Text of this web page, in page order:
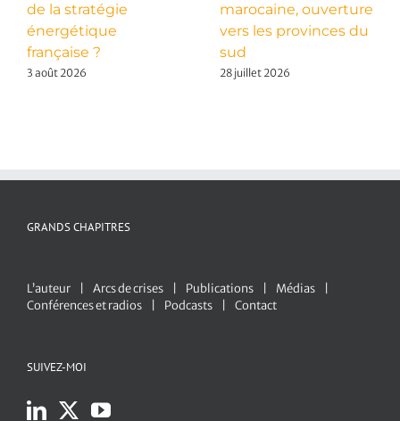
de la stratégie
énergétique
française ?
3 août 2026
marocaine, ouverture
vers les provinces du
sud
28 juillet 2026
GRANDS CHAPITRES
L’auteur Arcs de crises Publications
Médias
Conférences et radios
Podcasts Contact
SUIVEZ-MOI